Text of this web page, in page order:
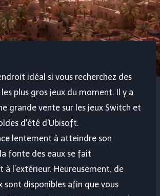
idéal si vous recherchez des
les plus gros jeux du moment. Il y a
grande vente sur les jeux Switch et
d'été d'Ubisoft.
lentement à atteindre son
fonte des eaux se fait
à l’extérieur. Heureusement, de
sont disponibles afin que vous